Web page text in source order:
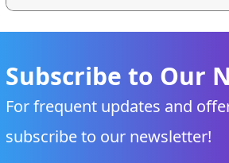
Subscribe to Our
For frequent updates and
subscribe to our newsletter!